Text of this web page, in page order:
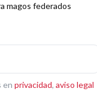
magos federados
en privacidad, aviso legal